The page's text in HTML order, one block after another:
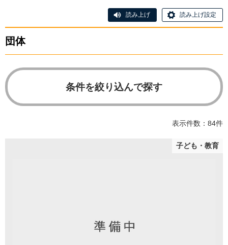
読み上げ 読み上げ設定
団体
条件を絞り込んで探す
表示件数：84件
子ども・教育